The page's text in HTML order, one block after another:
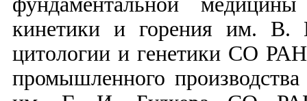
кинетики и горения им. В.
цитологии и генетики СО
промышленного